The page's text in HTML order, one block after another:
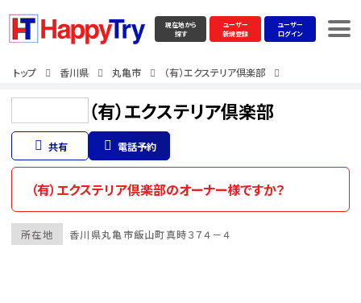
現在地から
探す
ユーザー
新規登録
ユーザー
ログイン
トップ 香川県 丸亀市 （有）エクステリア倶楽部
（有）エクステリア倶楽部
共有 電話予約
（有）エクステリア倶楽部のオーナー様ですか？
所在地 香川県丸亀市飯山町真時３７４－４